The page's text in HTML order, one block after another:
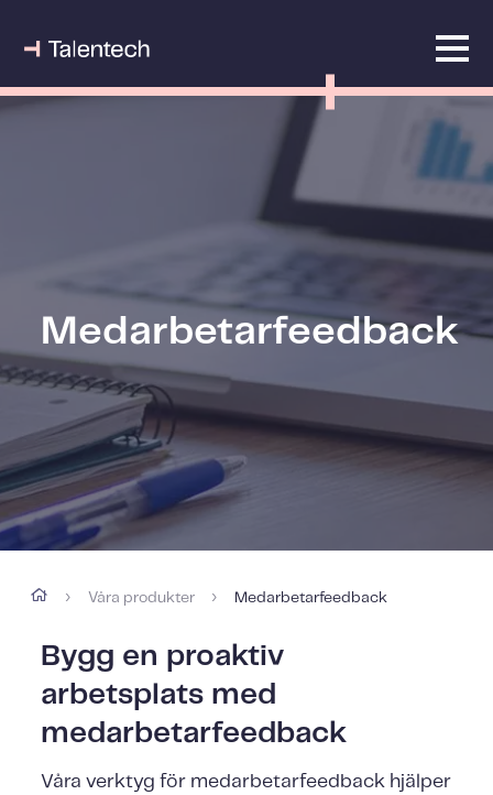
Medarbetarfeedback
› Våra produkter › Medarbetarfeedback
Bygg en proaktiv
arbetsplats med
medarbetarfeedback
Våra verktyg för medarbetarfeedback hjälper